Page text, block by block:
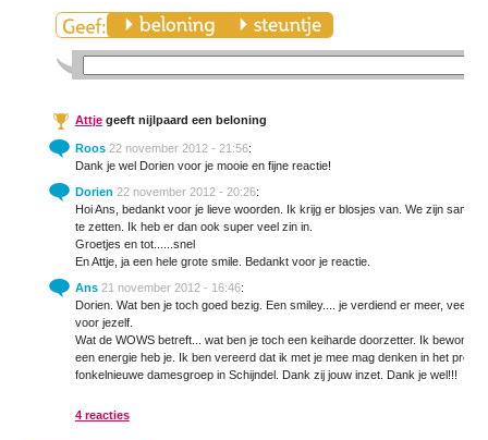
Attjegeeft nijlpaard een beloning
Roos 22 november 2012 - 21:56:
Dank je wel Dorien voor je mooie en fijne reactie!
Dorien 22 november 2012 - 20:26:
Hoi Ans, bedankt voor je lieve woorden. Ik krijg er blosjes van. We zijn
te zetten. Ik heb er dan ook super veel zin in.
Groetjes en tot......snel
En Attje, ja een hele grote smile. Bedankt voor je reactie.
Ans 21 november 2012 - 16:46:
Dorien. Wat ben je toch goed bezig. Een smiley.... je verdiend er meer, veel
voor jezelf.
Wat de WOWS betreft... wat ben je toch een keiharde doorzetter. Ik
een energie heb je. Ik ben vereerd dat ik met je mee mag denken in het
fonkelnieuwe damesgroep in Schijndel. Dank zij jouw inzet. Dank je wel!!!
4 reacties